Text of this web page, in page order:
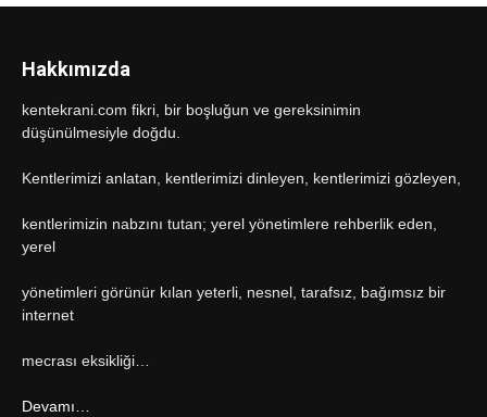
Hakkımızda
kentekrani.com fikri, bir boşluğun ve gereksinimin
düşünülmesiyle doğdu.
Kentlerimizi anlatan, kentlerimizi dinleyen, kentlerimizi gözleyen,
kentlerimizin nabzını tutan; yerel yönetimlere rehberlik eden,
yerel
yönetimleri görünür kılan yeterli, nesnel, tarafsız, bağımsız bir
internet
mecrası eksikliği…
Devamı…